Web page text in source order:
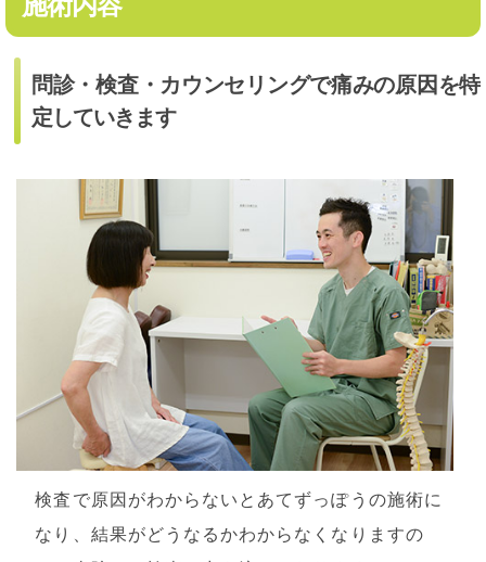
問診・検査・カウンセリングで痛みの原因を特
定していきます
検査で原因がわからないとあてずっぽうの施術に
なり、結果がどうなるかわからなくなりますの